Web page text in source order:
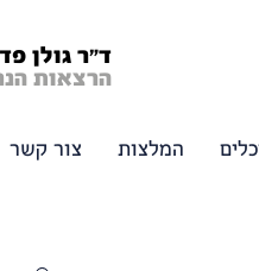
ד"ר גולן
הרצאות
המלצות צור קשר